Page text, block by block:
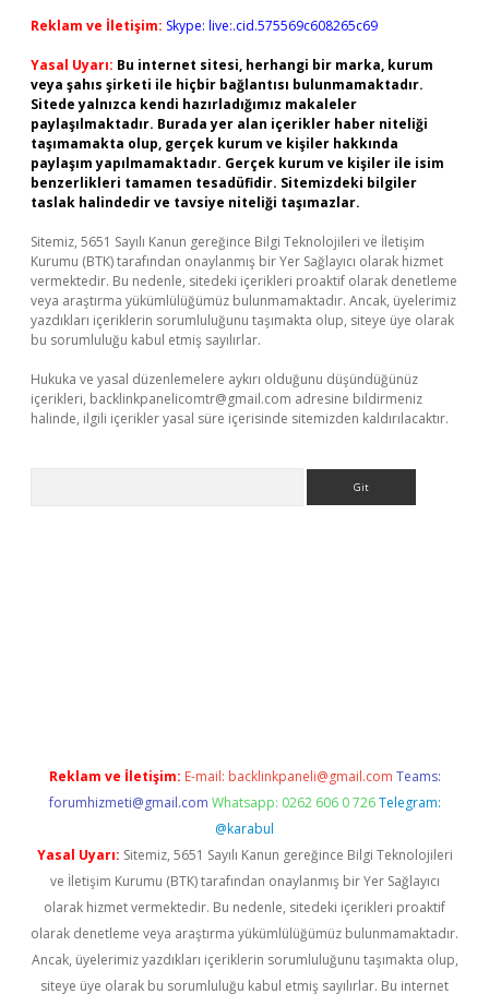
Reklam ve İletişim: Skype: live:.cid.575569c608265c69
Yasal Uyarı: Bu internet sitesi, herhangi bir marka, kurum
veya şahıs şirketi ile hiçbir bağlantısı bulunmamaktadır.
Sitede yalnızca kendi hazırladığımız makaleler
paylaşılmaktadır. Burada yer alan içerikler haber niteliği
taşımamakta olup, gerçek kurum ve kişiler hakkında
paylaşım yapılmamaktadır. Gerçek kurum ve kişiler ile isim
benzerlikleri tamamen tesadüfidir. Sitemizdeki bilgiler
taslak halindedir ve tavsiye niteliği taşımazlar.
Sitemiz, 5651 Sayılı Kanun gereğince Bilgi Teknolojileri ve İletişim
Kurumu (BTK) tarafından onaylanmış bir Yer Sağlayıcı olarak hizmet
vermektedir. Bu nedenle, sitedeki içerikleri proaktif olarak denetleme
veya araştırma yükümlülüğümüz bulunmamaktadır. Ancak, üyelerimiz
yazdıkları içeriklerin sorumluluğunu taşımakta olup, siteye üye olarak
bu sorumluluğu kabul etmiş sayılırlar.
Hukuka ve yasal düzenlemelere aykırı olduğunu düşündüğünüz
içerikleri, backlinkpanelicomtr@gmail.com adresine bildirmeniz
halinde, ilgili içerikler yasal süre içerisinde sitemizden kaldırılacaktır.
Reklam ve İletişim: E-mail: backlinkpaneli@gmail.com Teams:
forumhizmeti@gmail.com Whatsapp: 0262 606 0 726 Telegram:
@karabul
Yasal Uyarı: Sitemiz, 5651 Sayılı Kanun gereğince Bilgi Teknolojileri
ve İletişim Kurumu (BTK) tarafından onaylanmış bir Yer Sağlayıcı
olarak hizmet vermektedir. Bu nedenle, sitedeki içerikleri proaktif
olarak denetleme veya araştırma yükümlülüğümüz bulunmamaktadır.
Ancak, üyelerimiz yazdıkları içeriklerin sorumluluğunu taşımakta olup,
siteye üye olarak bu sorumluluğu kabul etmiş sayılırlar. Bu internet